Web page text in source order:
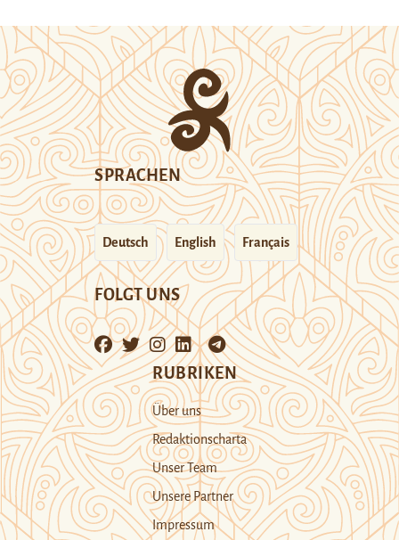
SPRACHEN
Deutsch English Français
FOLGT UNS
RUBRIKEN
Über uns
Redaktionscharta
Unser Team
Unsere Partner
Impressum